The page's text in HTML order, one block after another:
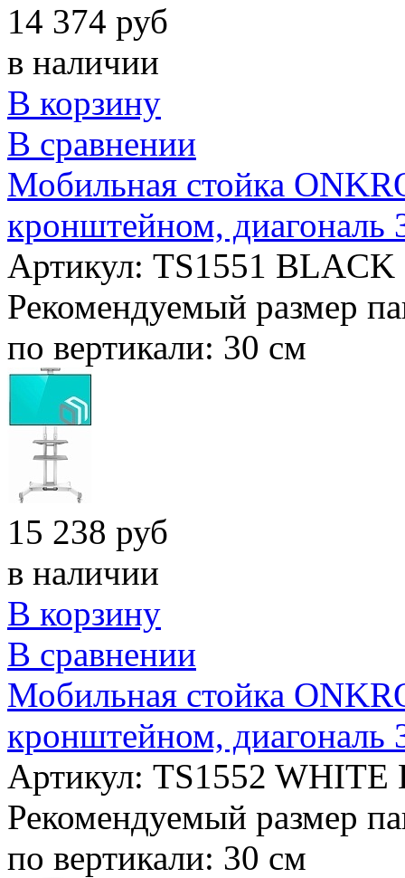
14 374 руб
в наличии
В корзину
В сравнении
Мобильная стойка
кронштейном, диагональ
Артикул: TS1551 BLACK
Рекомендуемый размер
по вертикали: 30 см
15 238 руб
в наличии
В корзину
В сравнении
Мобильная стойка
кронштейном, диагональ
Артикул: TS1552 WHITE
Рекомендуемый размер
по вертикали: 30 см